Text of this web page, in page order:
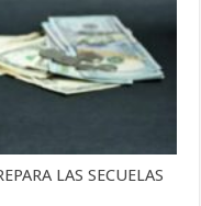
LAS SECUELAS